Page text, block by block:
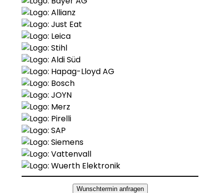
Wunschtermin anfragen